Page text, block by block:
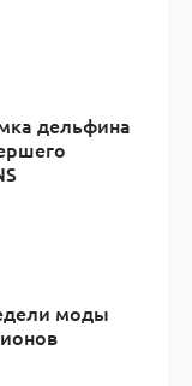
дельфина
моды